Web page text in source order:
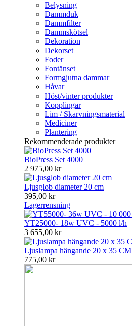
Belysning
Dammduk
Dammfilter
Dammskötsel
Dekoration
Dekorset
Foder
Fontänset
Formgjutna dammar
Håvar
Höst/vinter produkter
Kopplingar
Lim / Skarvningsmaterial
Mediciner
Plantering
Rekommenderade produkter
BioPress Set 4000
2 975,00 kr
Ljusglob diameter 20 cm
395,00 kr
Lagerrensning
YT25000- 18w UVC - 5000 l/h
3 655,00 kr
Ljuslampa hängande 20 x 35 CM
775,00 kr